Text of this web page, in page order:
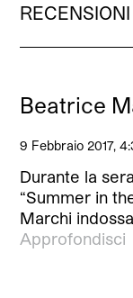
RECENSIONI
Beatrice
9 Febbraio 2017,
Durante la
“Summer in
Marchi
Approfondisci